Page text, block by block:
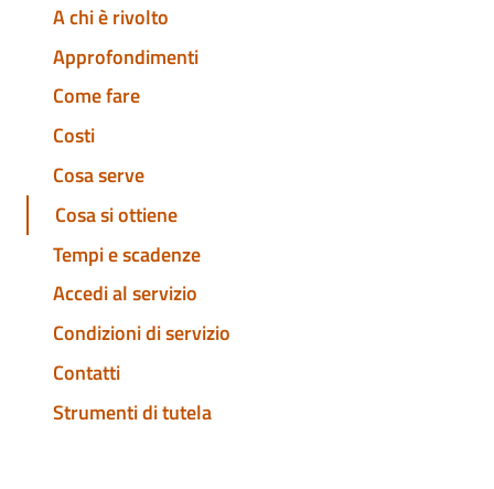
A chi è rivolto
Approfondimenti
Come fare
Costi
Cosa serve
Cosa si ottiene
Tempi e scadenze
Accedi al servizio
Condizioni di servizio
Contatti
Strumenti di tutela